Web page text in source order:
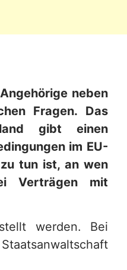
neben
Fragen. Das
gibt einen
im EU-
tun ist, an wen
Verträgen mit
werden. Bei